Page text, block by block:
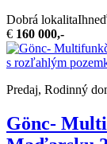
Dobrá lokalita
€ 160 000,-
Predaj, Rodinný
Gönc-